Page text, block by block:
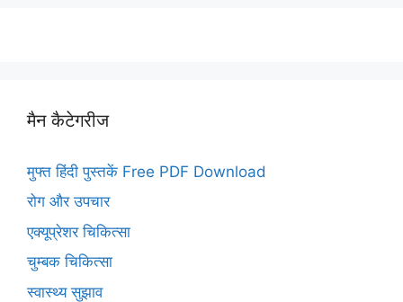
मैन कैटेगरीज
मुफ्त हिंदी पुस्तकें Free PDF Download
रोग और उपचार
एक्यूप्रेशर चिकित्सा
चुम्बक चिकित्सा
स्वास्थ्य सुझाव